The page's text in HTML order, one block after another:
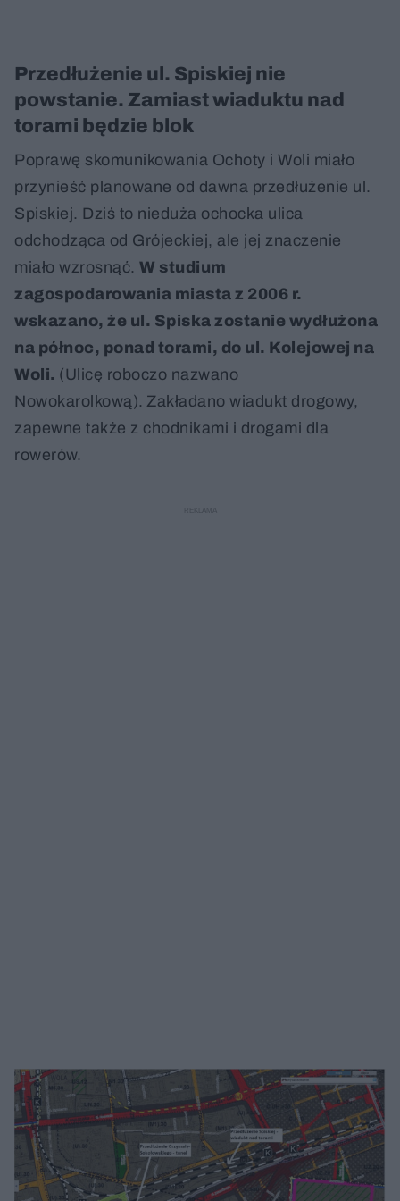
Przedłużenie ul. Spiskiej nie
powstanie. Zamiast wiaduktu nad
torami będzie blok
Poprawę skomunikowania Ochoty i Woli miało
przynieść planowane od dawna przedłużenie ul.
Spiskiej. Dziś to nieduża ochocka ulica
odchodząca od Grójeckiej, ale jej znaczenie
miało wzrosnąć. W studium
zagospodarowania miasta z 2006 r.
wskazano, że ul. Spiska zostanie wydłużona
na północ, ponad torami, do ul. Kolejowej na
Woli. (Ulicę roboczo nazwano
Nowokarolkową). Zakładano wiadukt drogowy,
zapewne także z chodnikami i drogami dla
rowerów.